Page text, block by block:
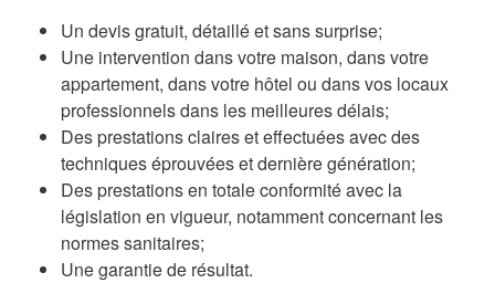
Un devis gratuit, détaillé et sans surprise;
Une intervention dans votre maison, dans votre
appartement, dans votre hôtel ou dans vos locaux
professionnels dans les meilleures délais;
Des prestations claires et effectuées avec des
techniques éprouvées et dernière génération;
Des prestations en totale conformité avec la
législation en vigueur, notamment concernant les
normes sanitaires;
Une garantie de résultat.